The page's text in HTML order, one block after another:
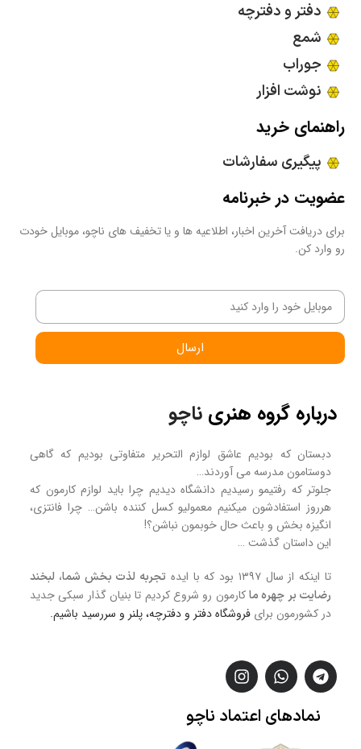
دفتر و دفترچه
شمع
جوراب
نوشت افزار
راهنمای خرید
پیگیری سفارشات
عضویت در خبرنامه
برای دریافت آخرین اخبار، اطلاعیه ها و یا تخفیف های ناچو، موبایل خودت
رو وارد کن.
ارسال
درباره گروه هنری ناچو
دبستان که بودیم عاشق لوازم التحریر متفاوتی بودیم که گاهی
دوستامون مدرسه می آوردند…
جلوتر که رفتیمو رسیدیم دانشگاه دیدیم چرا باید لوازم کارمون که
هرروز استفادشون میکنیم معمولیو کسل کننده باشن… چرا فانتزی،
انگیزه بخش و باعث حال خوبمون نباشن؟!
این داستان گذشت …
تا اینکه از سال ۱۳۹۷ بود که با ایده
تجربه لذت بخش شما، لبخند
رضایت بر چهره ماکارمون رو شروع کردیم تا بنیان گذار سبکی جدید
در کشورمون برای فروشگاهدفتر و دفترچه، پلنر و سررسید باشیم.
نمادهای اعتماد ناچو